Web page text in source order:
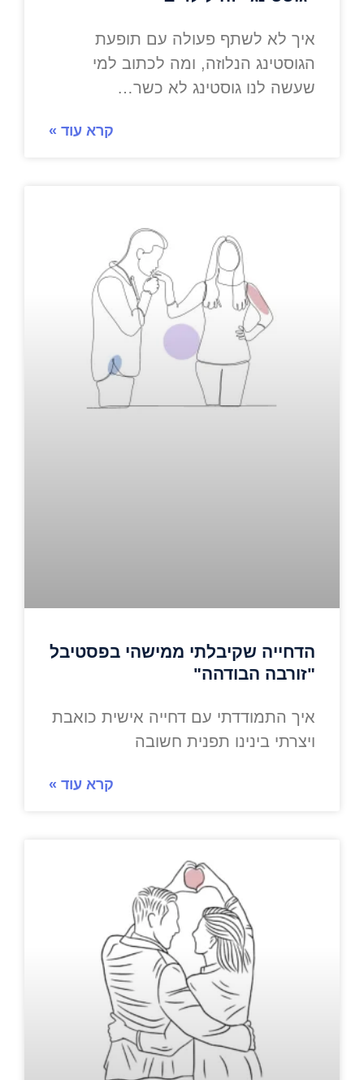
איך לא לשתף פעולה עם תופעת
הגוסטינג הנלוזה, ומה לכתוב למי
שעשה לנו גוסטינג לא כשר…
קרא עוד »
הדחייה שקיבלתי ממישהי בפסטיבל
"זורבה הבודהה"
איך התמודדתי עם דחייה אישית כואבת
ויצרתי בינינו תפנית חשובה
קרא עוד »